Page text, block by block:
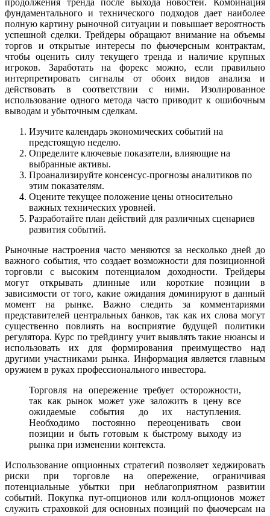
продолжения тренда после выхода новостей. Комбинация
фундаментального и технического подходов дает наиболее
полную картину рыночной ситуации и повышает вероятность
успешной сделки. Трейдеры обращают внимание на объемы
торгов и открытые интересы по фьючерсным контрактам,
чтобы оценить силу текущего тренда и наличие крупных
игроков. Заработать на форекс можно, если правильно
интерпретировать сигналы от обоих видов анализа и
действовать в соответствии с ними. Изолированное
использование одного метода часто приводит к ошибочным
выводам и убыточным сделкам.
Изучите календарь экономических событий на
предстоящую неделю.
Определите ключевые показатели, влияющие на
выбранные активы.
Проанализируйте консенсус-прогнозы аналитиков по
этим показателям.
Оцените текущее положение цены относительно
важных технических уровней.
Разработайте план действий для различных сценариев
развития событий.
Рыночные настроения часто меняются за несколько дней до
важного события, что создает возможности для позиционной
торговли с высоким потенциалом доходности. Трейдеры
могут открывать длинные или короткие позиции в
зависимости от того, какие ожидания доминируют в данный
момент на рынке. Важно следить за комментариями
представителей центральных банков, так как их слова могут
существенно повлиять на восприятие будущей политики
регулятора. Курс по трейдингу учит выявлять такие нюансы и
использовать их для формирования преимущество над
другими участниками рынка. Информация является главным
оружием в руках профессионального инвестора.
Торговля на опережение требует осторожности,
так как рынок может уже заложить в цену все
ожидаемые события до их наступления.
Необходимо постоянно переоценивать свои
позиции и быть готовым к быстрому выходу из
рынка при изменении контекста.
Использование опционных стратегий позволяет хеджировать
риски при торговле на опережение, ограничивая
потенциальные убытки при неблагоприятном развитии
событий. Покупка пут-опционов или колл-опционов может
служить страховкой для основных позиций по фьючерсам на